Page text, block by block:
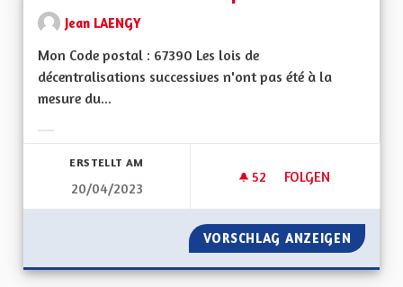
Jean LAENGY
Mon Code postal : 67390 Les lois de
décentralisations successives n'ont pas été à la
mesure du...
ERSTELLT AM
20/04/2023
52 52 FOLLOWER
FOLGEN
VERS UNE
VORSCHLAG ANZEIGEN VERS